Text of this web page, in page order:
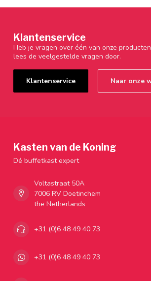
Klantenservice
Heb je vragen over één van onze
lees de veelgestelde vragen door.
Klantenservice Naar onze
Kasten van de Koning
Dé buffetkast expert
Voltastraat 50A
7006 RV Doetinchem
the Netherlands
+31 (0)6 48 49 40 73
+31 (0)6 48 49 40 73